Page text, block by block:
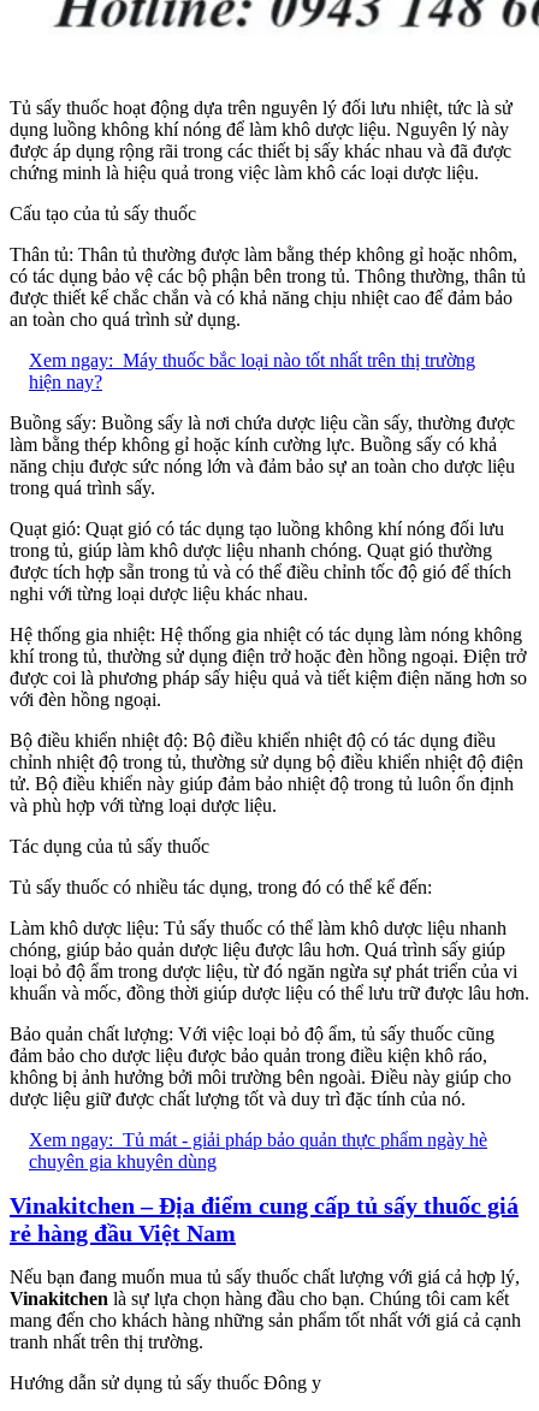
Tủ sấy thuốc hoạt động dựa trên nguyên lý đối lưu nhiệt, tức là sử
dụng luồng không khí nóng để làm khô dược liệu. Nguyên lý này
được áp dụng rộng rãi trong các thiết bị sấy khác nhau và đã được
chứng minh là hiệu quả trong việc làm khô các loại dược liệu.
Cấu tạo của tủ sấy thuốc
Thân tủ: Thân tủ thường được làm bằng thép không gỉ hoặc nhôm,
có tác dụng bảo vệ các bộ phận bên trong tủ. Thông thường, thân tủ
được thiết kế chắc chắn và có khả năng chịu nhiệt cao để đảm bảo
an toàn cho quá trình sử dụng.
Xem ngay: Máy thuốc bắc loại nào tốt nhất trên thị trường
hiện nay?
Buồng sấy: Buồng sấy là nơi chứa dược liệu cần sấy, thường được
làm bằng thép không gỉ hoặc kính cường lực. Buồng sấy có khả
năng chịu được sức nóng lớn và đảm bảo sự an toàn cho dược liệu
trong quá trình sấy.
Quạt gió: Quạt gió có tác dụng tạo luồng không khí nóng đối lưu
trong tủ, giúp làm khô dược liệu nhanh chóng. Quạt gió thường
được tích hợp sẵn trong tủ và có thể điều chỉnh tốc độ gió để thích
nghi với từng loại dược liệu khác nhau.
Hệ thống gia nhiệt: Hệ thống gia nhiệt có tác dụng làm nóng không
khí trong tủ, thường sử dụng điện trở hoặc đèn hồng ngoại. Điện trở
được coi là phương pháp sấy hiệu quả và tiết kiệm điện năng hơn so
với đèn hồng ngoại.
Bộ điều khiển nhiệt độ: Bộ điều khiển nhiệt độ có tác dụng điều
chỉnh nhiệt độ trong tủ, thường sử dụng bộ điều khiển nhiệt độ điện
tử. Bộ điều khiển này giúp đảm bảo nhiệt độ trong tủ luôn ổn định
và phù hợp với từng loại dược liệu.
Tác dụng của tủ sấy thuốc
Tủ sấy thuốc có nhiều tác dụng, trong đó có thể kể đến:
Làm khô dược liệu: Tủ sấy thuốc có thể làm khô dược liệu nhanh
chóng, giúp bảo quản dược liệu được lâu hơn. Quá trình sấy giúp
loại bỏ độ ẩm trong dược liệu, từ đó ngăn ngừa sự phát triển của vi
khuẩn và mốc, đồng thời giúp dược liệu có thể lưu trữ được lâu hơn.
Bảo quản chất lượng: Với việc loại bỏ độ ẩm, tủ sấy thuốc cũng
đảm bảo cho dược liệu được bảo quản trong điều kiện khô ráo,
không bị ảnh hưởng bởi môi trường bên ngoài. Điều này giúp cho
dược liệu giữ được chất lượng tốt và duy trì đặc tính của nó.
Xem ngay: Tủ mát - giải pháp bảo quản thực phẩm ngày hè
chuyên gia khuyên dùng
Vinakitchen – Địa điểm cung cấp tủ sấy thuốc giá
rẻ hàng đầu Việt Nam
Nếu bạn đang muốn mua tủ sấy thuốc chất lượng với giá cả hợp lý,
Vinakitchen là sự lựa chọn hàng đầu cho bạn. Chúng tôi cam kết
mang đến cho khách hàng những sản phẩm tốt nhất với giá cả cạnh
tranh nhất trên thị trường.
Hướng dẫn sử dụng tủ sấy thuốc Đông y